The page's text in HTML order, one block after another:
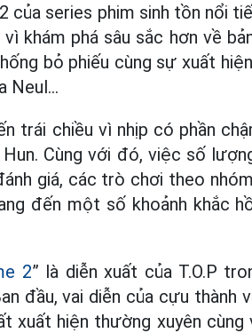
của series phim sinh tồn nổi
khám phá sâu sắc hơn về
bỏ phiếu cùng sự xuất
Neul…
trái chiều vì nhịp có phần
Cùng với đó, việc số
giá, các trò chơi theo
đến một số khoảnh khắc
2” là diễn xuất của T.O.P
đầu, vai diễn của cựu thành
xuất hiện thường xuyên cùng